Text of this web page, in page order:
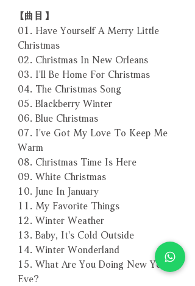
【曲目】
01. Have Yourself A Merry Little
Christmas
02. Christmas In New Orleans
03. I'll Be Home For Christmas
04. The Christmas Song
05. Blackberry Winter
06. Blue Christmas
07. I've Got My Love To Keep Me
Warm
08. Christmas Time Is Here
09. White Christmas
10. June In January
11. My Favorite Things
12. Winter Weather
13. Baby, It's Cold Outside
14. Winter Wonderland
15. What Are You Doing New Year's
Eve?